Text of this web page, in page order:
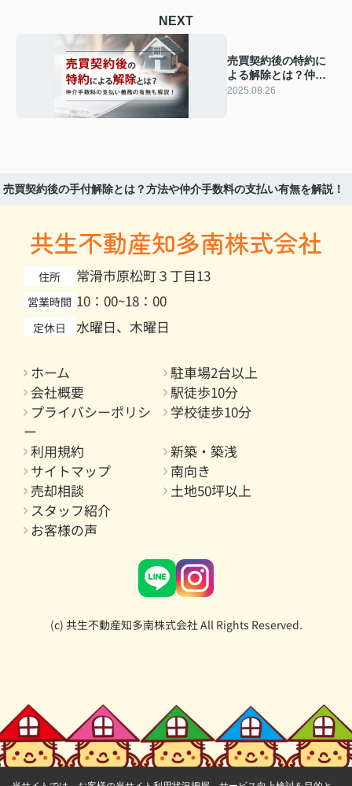
NEXT
売買契約後の特約に
よる解除とは？仲介
手数料の支払い義務
2025.08.26
売買契約後の手付解除とは？方法や仲介手数料の支払い有無を解説！
共生不動産知多南株式会社
住所 常滑市原松町３丁目13
営業時間 10：00~18：00
定休日 水曜日、木曜日
ホーム
駐車場2台以上
会社概要
駅徒歩10分
プライバシーポリシ
ー
学校徒歩10分
利用規約
新築・築浅
サイトマップ
南向き
売却相談
土地50坪以上
スタッフ紹介
お客様の声
(c) 共生不動産知多南株式会社 All Rights Reserved.